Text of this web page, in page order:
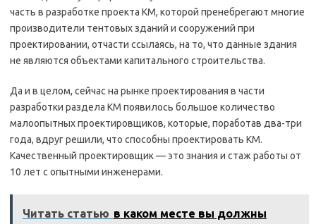
часть в разработке проекта КМ, которой пренебрегают многие
производители тентовых зданий и сооружений при
проектировании, отчасти ссылаясь, на то, что данные здания
не являются объектами капитального строительства.
Да и в целом, сейчас на рынке проектирования в части
разработки раздела КМ появилось большое количество
малоопытных проектировщиков, которые, поработав два-три
года, вдруг решили, что способны проектировать КМ.
Качественный проектировщик — это знания и стаж работы от
10 лет с опытными инженерами.
Читать статью в каком месте вы должны